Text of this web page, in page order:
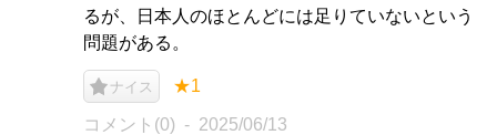
るが、日本人のほとんどには足りていないという
問題がある。
ナイス ★1
コメント(0) 2025/06/13